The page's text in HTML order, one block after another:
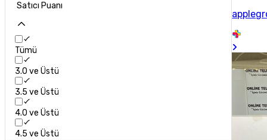
Satıcı Puanı
Tümü
3.0 ve Üstü
3.5 ve Üstü
4.0 ve Üstü
4.5 ve Üstü